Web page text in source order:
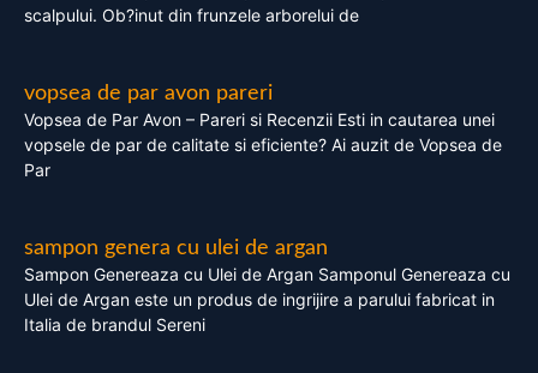
scalpului. Ob?inut din frunzele arborelui de
vopsea de par avon pareri
Vopsea de Par Avon – Pareri si Recenzii Esti in cautarea unei
vopsele de par de calitate si eficiente? Ai auzit de Vopsea de
Par
sampon genera cu ulei de argan
Sampon Genereaza cu Ulei de Argan Samponul Genereaza cu
Ulei de Argan este un produs de ingrijire a parului fabricat in
Italia de brandul Sereni